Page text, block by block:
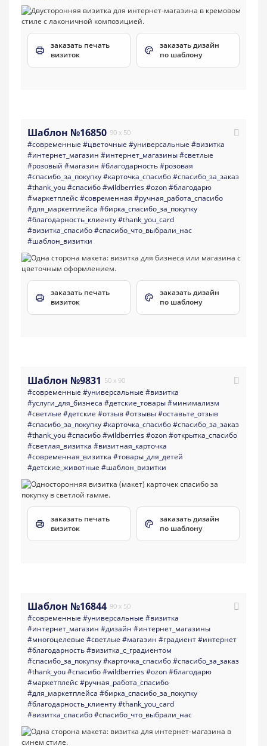
заказать печать
визиток
заказать дизайн
по шаблону
Шаблон №16850 90 x 50
#современные #цветочные #универсальные #визитка
#интернет_магазин #интернет_магазины#светлые
#розовый #магазин #благодарность#розовая
#спасибо_за_покупку#карточка_спасибо#спасибо_за_заказ
#thank_you#спасибо#wildberries#ozon#благодарю
#маркетплейс#современная #ручная_работа_спасибо
#для_маркетплейса #бирка_спасибо_за_покупку
#благодарность_клиенту#thank_you_card
#визитка_спасибо#спасибо_что_выбрали_нас
#шаблон_визитки
заказать печать
визиток
заказать дизайн
по шаблону
Шаблон №9831 50 x 90
#современные #универсальные #визитка
#услуги_для_бизнеса #детские_товары#минимализм
#светлые #детские #отзыв#отзывы#оставьте_отзыв
#спасибо_за_покупку#карточка_спасибо#спасибо_за_заказ
#thank_you#спасибо#wildberries#ozon#открытка_спасибо
#светлая_визитка #визитная_карточка
#современная_визитка #товары_для_детей
#детские_животные #шаблон_визитки
заказать печать
визиток
заказать дизайн
по шаблону
Шаблон №16844 90 x 50
#современные #универсальные #визитка
#интернет_магазин #дизайн #интернет_магазины
#многоцелевые #светлые #магазин #градиент#интернет
#благодарность#визитка_с_градиентом
#спасибо_за_покупку#карточка_спасибо#спасибо_за_заказ
#thank_you#спасибо#wildberries#ozon#благодарю
#маркетплейс#ручная_работа_спасибо
#для_маркетплейса #бирка_спасибо_за_покупку
#благодарность_клиенту#thank_you_card
#визитка_спасибо#спасибо_что_выбрали_нас